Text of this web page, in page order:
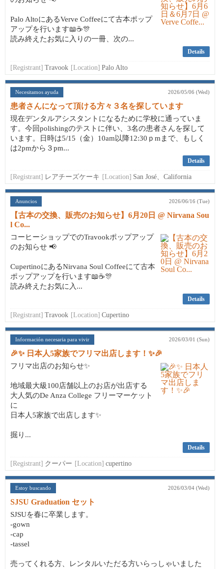
Palo AltoにあるVerve Coffeeにて古本ポップ
アップを行います📖☕🎊
読み終えたお気に入りの一冊、次の...
Details
[Registrant] Travook [Location] Palo Alto
Necesitamos ayuda 2026/05/06 (Wed)
患者さんになって頂ける方々３名を探しています
現在デンタルアシスタントになるために学校に通っていま
す。今回polishingのテストに伴い、3名の患者さんを探して
います。日時は5/15（金）10am以降12:30ｐmまで、もしく
は2pmから３pm...
Details
[Registrant] レアチーズケーキ [Location] San José、California
Anuncios 2026/06/16 (Tue)
【古本の交換、販売のお知らせ】6月20日 @ Nirvana Sou
l Co...
コーヒーショップでのTravookポップアップ
のお知らせ 📢
CupertinoにあるNirvana Soul Coffeeにて古本
ポップアップを行います📖☕🎊
読み終えたお気に入...
Details
[Registrant] Travook [Location] Cupertino
Información necesaria para vivir 2026/03/01 (Sun)
🎉✨ 日本人5家族でフリマ出店します！✨🎉
フリマ出店のお知らせ✨
地域最大級100店舗以上のお店が出店する
大人気のDe Anza College フリーマーケット
に
日本人5家族で出店します✨
掘り...
Details
[Registrant] クーパー [Location] cupertino
Estoy buscando 2026/03/04 (Wed)
SJSU Graduation セット
SJSUを春に卒業します。
-gown
-cap
-tassel
売ってくれる方、レンタルいただる方いらっしゃいました